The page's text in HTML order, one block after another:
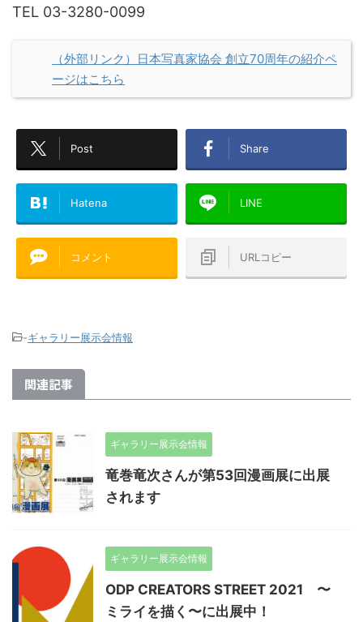
TEL 03-3280-0099
（外部リンク）日本写真家協会 創立70周年の紹介ペ
ージはこちら
Post Share
Hatena LINE
コメント URLコピー
-ギャラリー展示会情報
関連記事
ギャラリー展示会情報
竜巻竜次さんが第53回漫画展に出展
されます
ギャラリー展示会情報
ODP CREATORS STREET 2021 〜
ミライを描く〜に出展中！